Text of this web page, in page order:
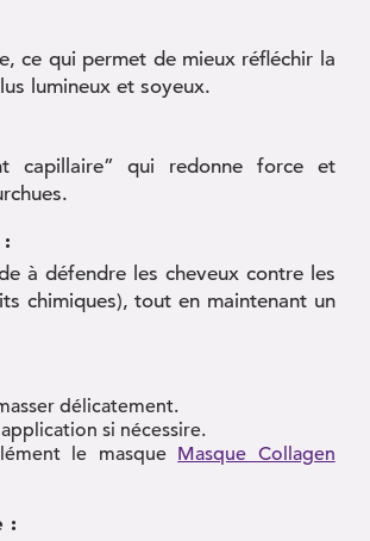
ce qui permet de mieux réfléchir la
lumineux et soyeux.
capillaire” qui redonne force et
à défendre les cheveux contre les
chimiques), tout en maintenant un
délicatement.
si nécessire.
le masque Masque Collagen
: